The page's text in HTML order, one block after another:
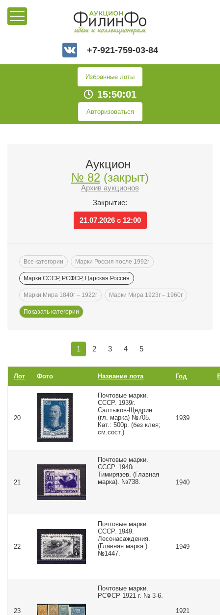
+7-921-759-03-84
Избранные лоты
15:50:02
Авторизоваться
Аукцион
№ 82 (закрыт)
Архив аукционов
Закрытие:
21.07.2026 с 12:00
Все категории Марки Россия после 1992г
Марки СССР, РСФСР, Царская Россия
Марки Мира 1840г – 1922г Марки Мира 1923г – 1960г
1 2 3 4 5
Лот Фото Название лота Год
20
Почтовые марки.
СССР. 1939г.
Салтыков-Щедрин.
(гл. марка) №705.
Кат.: 500р. (без клея;
см.сост.)
1939
21
Почтовые марки.
СССР. 1940г.
Тимирязев. (Главная
марка). №738.
1940
22
Почтовые марки.
СССР. 1949.
Лесонасаждения.
(Главная марка.)
№1447.
1949
23
Почтовые марки.
РСФСР 1921 г. № 3-6.
1921